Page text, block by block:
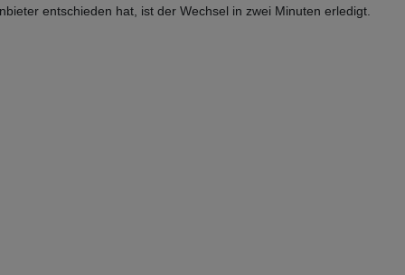
entschieden hat, ist der Wechsel in zwei Minuten erledigt.